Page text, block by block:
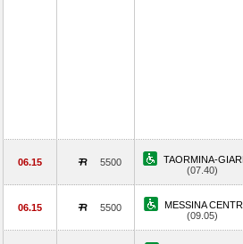
06.15 5500
TAORMINA-
(07.40)
06.15 5500
MESSINA
(09.05)